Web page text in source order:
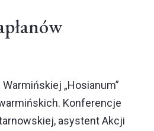
„Hosianum”
Konferencje
asystent Akcji